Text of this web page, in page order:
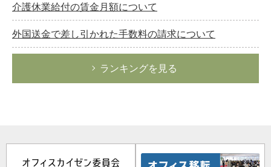
介護休業給付の賃金月額について
外国送金で差し引かれた手数料の請求について
ランキングを見る